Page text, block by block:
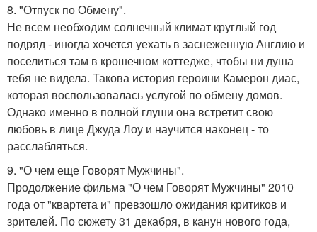
8. "Отпуск по Обмену".
Не всем необходим солнечный климат круглый год
подряд - иногда хочется уехать в заснеженную Англию и
поселиться там в крошечном коттедже, чтобы ни душа
тебя не видела. Такова история героини Камерон диас,
которая воспользовалась услугой по обмену домов.
Однако именно в полной глуши она встретит свою
любовь в лице Джуда Лоу и научится наконец - то
расслабляться.
9. "О чем еще Говорят Мужчины".
Продолжение фильма "О чем Говорят Мужчины" 2010
года от "квартета и" превзошло ожидания критиков и
зрителей. По сюжету 31 декабря, в канун нового года,